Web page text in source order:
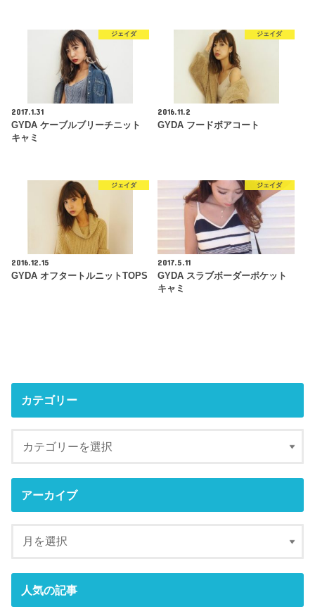
ジェイダ
2017.1.31
GYDA ケーブルブリーチニット
キャミ
ジェイダ
2016.11.2
GYDA フードボアコート
ジェイダ
2016.12.15
GYDA オフタートルニットTOPS
ジェイダ
2017.5.11
GYDA スラブボーダーポケット
キャミ
カテゴリー
アーカイブ
人気の記事